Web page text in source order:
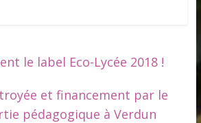
le label Eco-Lycée 2018 !
et financement par le
pédagogique à Verdun